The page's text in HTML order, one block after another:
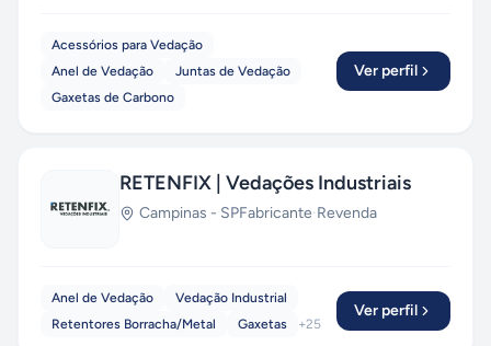
Acessórios para Vedação
Anel de Vedação
Juntas de Vedação
Gaxetas de Carbono
Ver perfil
RETENFIX | Vedações Industriais
Campinas - SPFabricante·Revenda
Anel de Vedação
Vedação Industrial
Retentores Borracha/Metal
Gaxetas +25
Ver perfil